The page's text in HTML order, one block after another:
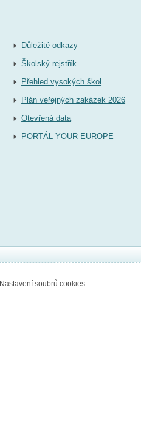
Důležité odkazy
Školský rejstřík
Přehled vysokých škol
Plán veřejných zakázek 2026
Otevřená data
PORTÁL YOUR EUROPE
Nastavení soubrů cookies